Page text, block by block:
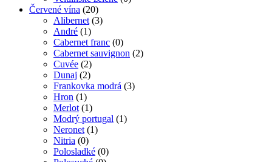
Červené vína (20)
Alibernet (3)
André (1)
Cabernet franc (0)
Cabernet sauvignon (2)
Cuvée (2)
Dunaj (2)
Frankovka modrá (3)
Hron (1)
Merlot (1)
Modrý portugal (1)
Neronet (1)
Nitria (0)
Polosladké (0)